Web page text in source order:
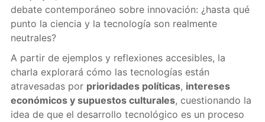
debate contemporáneo sobre innovación: ¿hasta qué
punto la ciencia y la tecnología son realmente
neutrales?
A partir de ejemplos y reflexiones accesibles, la
charla explorará cómo las tecnologías están
atravesadas por prioridades políticas, intereses
económicos y supuestos culturales, cuestionando la
idea de que el desarrollo tecnológico es un proceso